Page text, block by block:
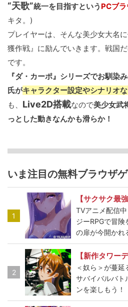
“天歌”統一を目指すという PCブ
キタ。)
プレイヤーは、そんな美少女大名
獲作戦』に励んでいきます。戦国
です。
『ダ・カーポ』シリーズでお馴染
氏がキャラクター設定やシナリオ
も、 Live2D搭載なので美少女武
っとした動きなんかも滑らか！
いま注目の無料ブラウザゲ
1
【サクサク最
TVアニメ配信
ジーRPGで冒
の扉が今開かれ
2
【新作タワー
＜奴ら＞が蔓延
サバイバルバト
ンを楽しもう！